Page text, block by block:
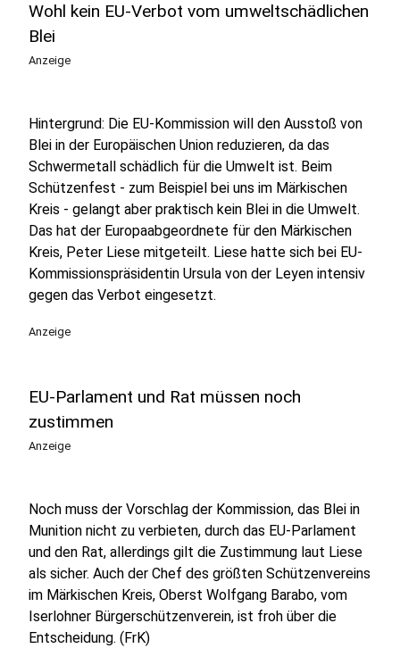
Wohl kein EU-Verbot vom umweltschädlichen
Blei
Anzeige
Hintergrund: Die EU-Kommission will den Ausstoß von
Blei in der Europäischen Union reduzieren, da das
Schwermetall schädlich für die Umwelt ist. Beim
Schützenfest - zum Beispiel bei uns im Märkischen
Kreis - gelangt aber praktisch kein Blei in die Umwelt.
Das hat der Europaabgeordnete für den Märkischen
Kreis, Peter Liese mitgeteilt. Liese hatte sich bei EU-
Kommissionspräsidentin Ursula von der Leyen intensiv
gegen das Verbot eingesetzt.
Anzeige
EU-Parlament und Rat müssen noch
zustimmen
Anzeige
Noch muss der Vorschlag der Kommission, das Blei in
Munition nicht zu verbieten, durch das EU-Parlament
und den Rat, allerdings gilt die Zustimmung laut Liese
als sicher. Auch der Chef des größten Schützenvereins
im Märkischen Kreis, Oberst Wolfgang Barabo, vom
Iserlohner Bürgerschützenverein, ist froh über die
Entscheidung. (FrK)